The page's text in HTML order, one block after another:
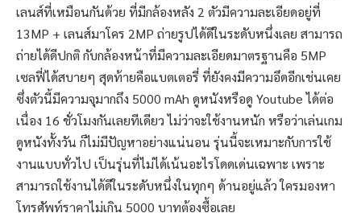
เลนส์ที่เหมือนกันด้วย ที่มีกล้องหลัง 2 ตัวมีความละเอียดอยู่ที่
13MP + เลนส์มาโคร 2MP ถ่ายรูปได้ดีในระดับหนึ่งเลย สามารถ
ถ่ายได้ดีปกติ กับกล้องหน้าที่มีความละเอียดมาตรฐานคือ 5MP
เซลฟี่ได้สบายๆ สุดท้ายคือแบตเตอรี่ ที่ยังคงมีความอึดอีกเช่นเคย
ซึ่งตัวนี้มีความจุมากถึง 5000 mAh ดูหนังหรือดู Youtube ได้ต่อ
เนื่อง 16 ชั่วโมงกันเลยทีเดียว ไม่ว่าจะใช้งานหนัก หรือว่าเล่นเกม
ดูหนังทั้งวัน ก็ไม่มีปัญหาอย่างแน่นอน รุ่นนี้จะเหมาะกับการใช้
งานแบบทั่วไป เป็นรุ่นที่ไม่ได้เน้นอะไรโดดเด่นเฉพาะ เพราะ
สามารถใช้งานได้ดีในระดับหนึ่งในทุกๆ ด้านอยู่แล้ว ใครมองหา
โทรศัพท์ราคาไม่เกิน 5000 บาทต้องซื้อเลย